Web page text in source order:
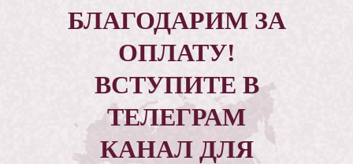
БЛАГОДАРИМ ЗА
ОПЛАТУ!
ВСТУПИТЕ В
ТЕЛЕГРАМ
КАНАЛ ДЛЯ